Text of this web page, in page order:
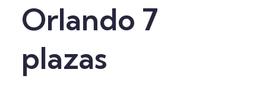
Orlando 7
plazas